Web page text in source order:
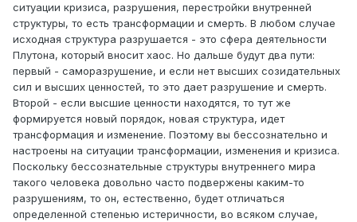
ситуации кризиса, разрушения, перестройки внутренней
структуры, то есть трансформации и смерть. В любом случае
исходная структура разрушается - это сфера деятельности
Плутона, который вносит хаос. Но дальше будут два пути:
первый - саморазрушение, и если нет высших созидательных
сил и высших ценностей, то это дает разрушение и смерть.
Второй - если высшие ценности находятся, то тут же
формируется новый порядок, новая структура, идет
трансформация и изменение. Поэтому вы бессознательно и
настроены на ситуации трансформации, изменения и кризиса.
Поскольку бессознательные структуры внутреннего мира
такого человека довольно часто подвержены каким-то
разрушениям, то он, естественно, будет отличаться
определенной степенью истеричности, во всяком случае,